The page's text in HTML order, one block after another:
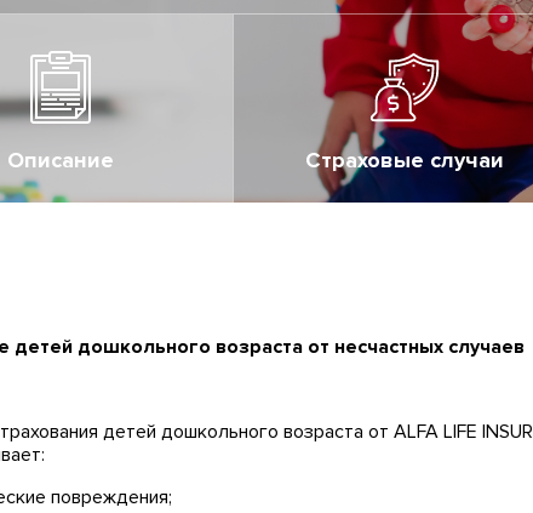
Описание Страховые случаи
детей дошкольного возраста от несчастных случаев
детей дошкольного возраста от ALFA LIFE
повреждения;